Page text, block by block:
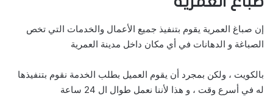
إن صباغ العمرية يقوم بتنفيذ جميع الأعمال والخدمات التي تخص
الصباغة و الدهانات في أي مكان داخل مدينة العمرية
بالكويت ، ولكن بمجرد أن يقوم العميل بطلب الخدمة نقوم بتنفيذها
له في أسرع وقت ، و هذا لأننا نعمل طوال ال 24 ساعة